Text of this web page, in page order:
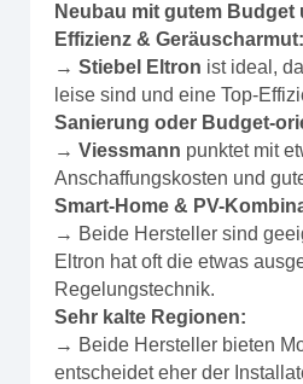
Neubau mit gutem Budget
Effizienz & Geräuscharmut:
→ Stiebel Eltron ist ideal,
leise sind und eine Top-
Sanierung oder Budget-
→ Viessmann punktet mit
Anschaffungskosten und
Smart-Home & PV-
→ Beide Hersteller sind
Eltron hat oft die etwas
Regelungstechnik.
Sehr kalte Regionen:
→ Beide Hersteller bieten
entscheidet eher der